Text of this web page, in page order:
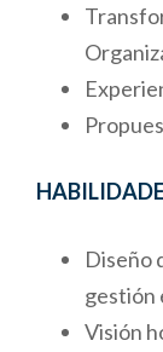
Diseño
gestión
Visión